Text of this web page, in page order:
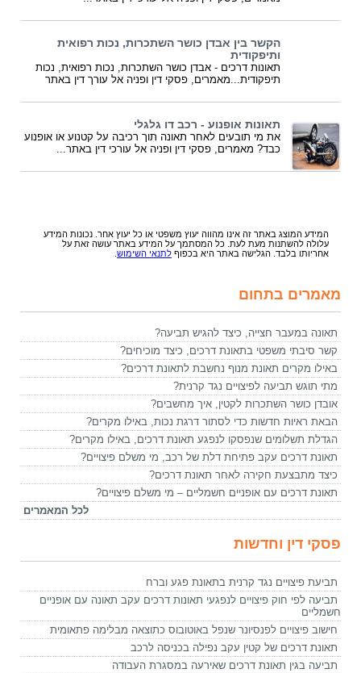
הקשר בין אבדן כושר השתכרות, נכות רפואית
ותיפקודית
תאונות דרכים - אבדן כושר השתכרות, נכות רפואית, נכות
תיפקודית...מאמרים, פסקי דין ופניה אל עורך דין באתר
תאונות אופנוע - רכב דו גלגלי
את מי תובעים לאחר תאונה תוך רכיבה על קטנוע או אופנוע
כבד? מאמרים, פסקי דין ופניה אל עורכי דין באתר...
המידע המוצג באתר זה אינו מהווה יעוץ משפטי או כל יעוץ אחר. נכונות המידע
עלולה להשתנות מעת לעת. כל המסתמך על המידע באתר עושה זאת על
אחריותו בלבד. הגלישה באתר היא בכפוף לתנאי השימוש
מאמרים בתחום
תאונה במעבר חצייה, כיצד להגיש תביעה?
קשר סיבתי משפטי בתאונת דרכים, כיצד מוכיחים?
באילו מקרים תאונת מנוף נחשבת לתאונת דרכים?
מתי תוגש תביעה לפיצויים נגד קרנית?
אובדן כושר השתכרות לקטין, איך מחשבים?
הבאת ראיות חדשות כדי לסתור דרגת נכות, באילו מקרים?
הגדלת תשלומים שנפסקו לנפגע תאונת דרכים, באילו מקרים?
תאונת דרכים עקב פתיחת דלת של רכב, מי משלם פיצויים?
כיצד מתבצעת חקירה לאחר תאונת דרכים?
תאונת דרכים עם אופניים חשמליים – מי משלם פיצויים?
לכל המאמרים
פסקי דין וחדשות
תביעת פיצויים נגד קרנית בתאונת פגע וברח
תביעה לפי חוק פיצויים לנפגעי תאונות דרכים עקב תאונה עם אופניים
חשמליים
חישוב פיצויים לפנסיונר שנפל באוטובוס כתוצאה מבלימה פתאומית
תאונת דרכים של קטין עקב נפילה בכניסה לרכב
תביעה בגין תאונת דרכים שאירעה במסגרת העבודה